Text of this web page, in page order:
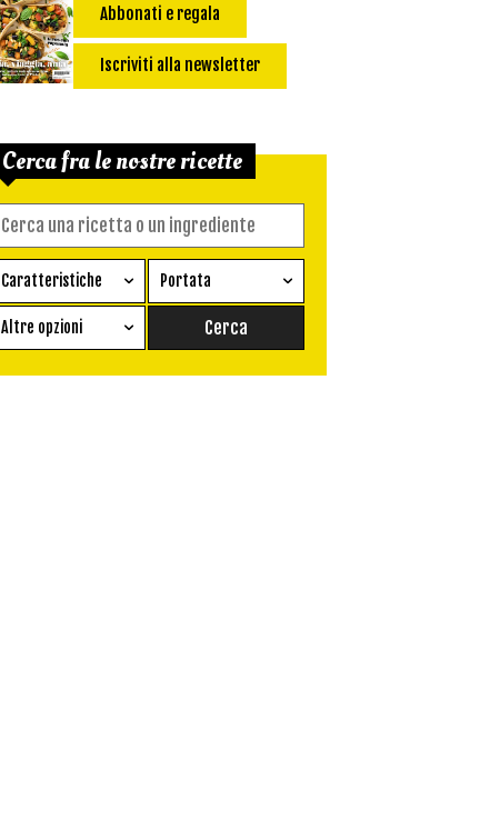
Abbonati e regala
Iscriviti alla newsletter
Cerca fra le nostre ricette
Caratteristiche
Ricetta vegetariana
Senza glutine
Portata
Antipasto
Conserva
Altre opzioni